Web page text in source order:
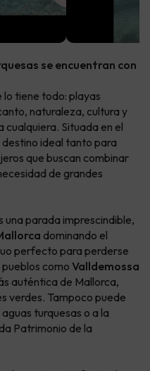
se encuentran con
lo tiene todo: playas
naturaleza, cultura y
cualquiera. Situada en el
ideal tanto para
que buscan combinar
de grandes
una parada imprescindible,
dominando el
perfecto para perderse
pueblos como Valldemossa
auténtica de Mallorca,
verdes. Tampoco puede
turquesas o a la
Patrimonio de la